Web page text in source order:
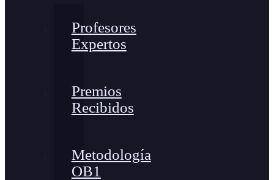
Profesores
Expertos
Premios
Recibidos
Metodología
OB1